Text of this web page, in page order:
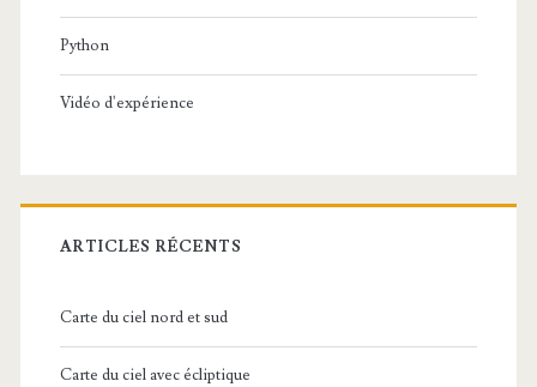
Python
Vidéo d'expérience
ARTICLES RÉCENTS
Carte du ciel nord et sud
Carte du ciel avec écliptique